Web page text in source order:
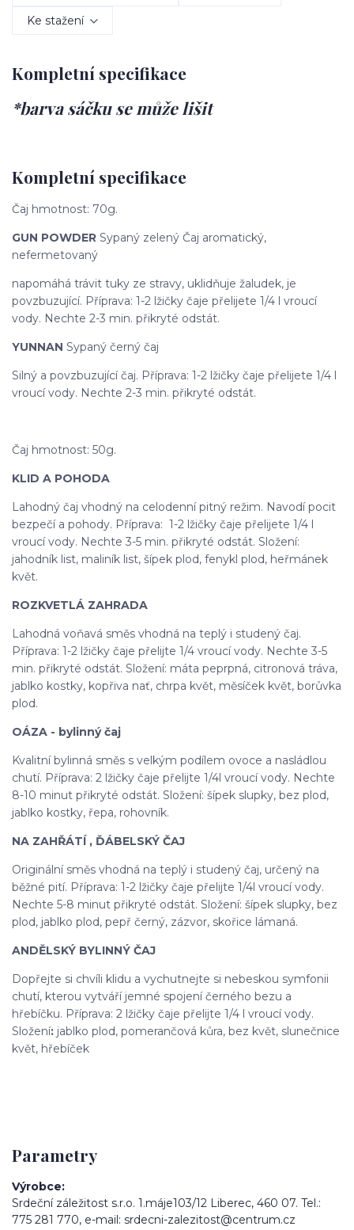
Ke stažení
Kompletní specifikace
*barva sáčku se může lišit
Kompletní specifikace
Čaj hmotnost: 70g.
GUN POWDER Sypaný zelený Čaj aromatický,
nefermetovaný
napomáhá trávit tuky ze stravy, uklidňuje žaludek, je
povzbuzující. Příprava: 1-2 lžičky čaje přelijete 1/4 l vroucí
vody. Nechte 2-3 min. přikryté odstát.
YUNNAN Sypaný černý čaj
Silný a povzbuzující čaj. Příprava: 1-2 lžičky čaje přelijete 1/4 l
vroucí vody. Nechte 2-3 min. přikryté odstát.
Čaj hmotnost: 50g.
KLID A POHODA
Lahodný čaj vhodný na celodenní pitný režim. Navodí pocit
bezpečí a pohody. Příprava: 1-2 lžičky čaje přelijete 1/4 l
vroucí vody. Nechte 3-5 min. přikryté odstát. Složení:
jahodník list, maliník list, šípek plod, fenykl plod, heřmánek
květ.
ROZKVETLÁ ZAHRADA
Lahodná voňavá směs vhodná na teplý i studený čaj.
Příprava: 1-2 lžičky čaje přelijte 1/4 vroucí vody. Nechte 3-5
min. přikryté odstát. Složení: máta peprpná, citronová tráva,
jablko kostky, kopřiva nať, chrpa květ, měsíček květ, borůvka
plod.
OÁZA - bylinný čaj
Kvalitní bylinná směs s velkým podílem ovoce a nasládlou
chutí. Příprava: 2 lžičky čaje přelijte 1/4l vroucí vody. Nechte
8-10 minut přikryté odstát. Složení: šípek slupky, bez plod,
jablko kostky, řepa, rohovník.
NA ZAHŘÁTÍ , ĎÁBELSKÝ ČAJ
Originální směs vhodná na teplý i studený čaj, určený na
běžné pití. Příprava: 1-2 lžičky čaje přelijte 1/4l vroucí vody.
Nechte 5-8 minut přikryté odstát. Složení: šípek slupky, bez
plod, jablko plod, pepř černý, zázvor, skořice lámaná.
ANDĚLSKÝ BYLINNÝ ČAJ
Dopřejte si chvíli klidu a vychutnejte si nebeskou symfonii
chutí, kterou vytváří jemné spojení černého bezu a
hřebíčku. Příprava: 2 lžičky čaje přelijte 1/4 l vroucí vody.
Složení: jablko plod, pomerančová kůra, bez květ, slunečnice
květ, hřebíček
Parametry
Výrobce
Srdeční záležitost s.r.o. 1.máje103/12 Liberec, 460 07. Tel.:
775 281 770, e-mail: srdecni-zalezitost@centrum.cz